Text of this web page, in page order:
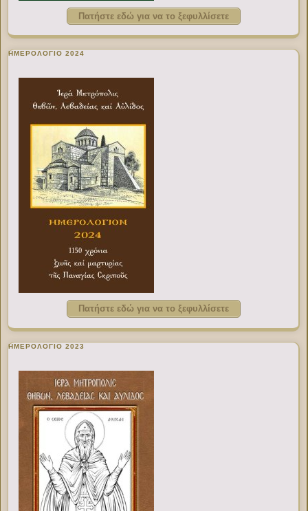
Πατήστε εδώ για να το ξεφυλλίσετε
ΗΜΕΡΟΛΟΓΙΟ 2024
Πατήστε εδώ για να το ξεφυλλίσετε
ΗΜΕΡΟΛΟΓΙΟ 2023